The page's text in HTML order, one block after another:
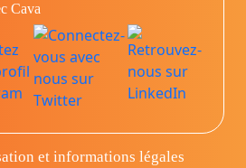
Cava
et informations légales